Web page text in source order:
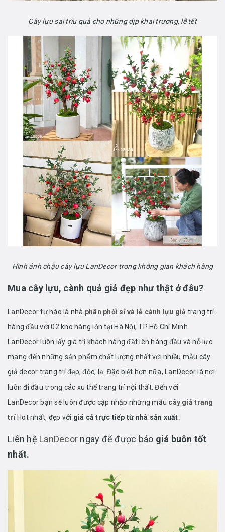
Cây lựu sai trĩu quả cho những dịp khai trương, lễ tết
Hình ảnh chậu cây lựu LanDecor trong không gian khách hàng
Mua cây lựu, cành quả giả đẹp như thật ở đâu?
LanDecor tự hào là nhà phân phối sỉ và lẻ cành lựu giả trang trí
hàng đầu với 02 kho hàng lớn tại Hà Nội, TP Hồ Chí Minh.
LanDecor luôn lấy giá trị khách hàng đặt lên hàng đầu và nỗ lực
mang đến những sản phẩm chất lượng nhất với nhiều mẫu cây
giả decor trang trí đẹp, độc, lạ. Đặc biệt hơn nữa, LanDecor là nơi
luôn đi đầu trong các xu thế trang trí nội thất. Đến với
LanDecor bạn sẽ luôn được cập nhập những mẫu cây giả trang
tríHot nhất, đẹp với giá cả trực tiếp từ nhà sản xuất.
Liên hệ LanDecor ngay để được báo giá buôn tốt
nhất.